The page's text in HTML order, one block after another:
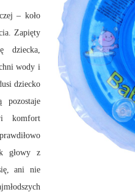
– koło
Zapięty
dziecka,
wody i
dziecko
pozostaje
komfort
głowy z
ani nie